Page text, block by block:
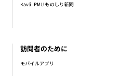
Kavli IPMU ものしり新聞
訪問者のために
モバイルアプリ